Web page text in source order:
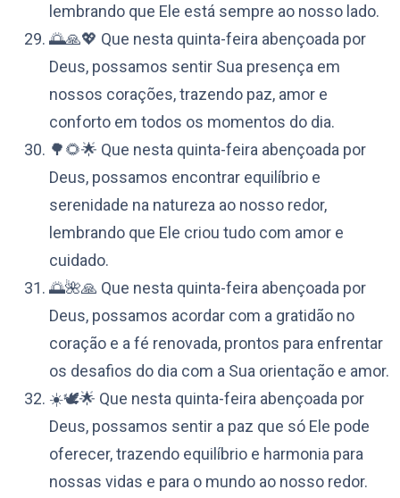
lembrando que Ele está sempre ao nosso lado.
🌅🙏💖 Que nesta quinta-feira abençoada por
Deus, possamos sentir Sua presença em
nossos corações, trazendo paz, amor e
conforto em todos os momentos do dia.
🌳🌻🌟 Que nesta quinta-feira abençoada por
Deus, possamos encontrar equilíbrio e
serenidade na natureza ao nosso redor,
lembrando que Ele criou tudo com amor e
cuidado.
🌅🌺🙏 Que nesta quinta-feira abençoada por
Deus, possamos acordar com a gratidão no
coração e a fé renovada, prontos para enfrentar
os desafios do dia com a Sua orientação e amor.
☀️🕊️🌟 Que nesta quinta-feira abençoada por
Deus, possamos sentir a paz que só Ele pode
oferecer, trazendo equilíbrio e harmonia para
nossas vidas e para o mundo ao nosso redor.